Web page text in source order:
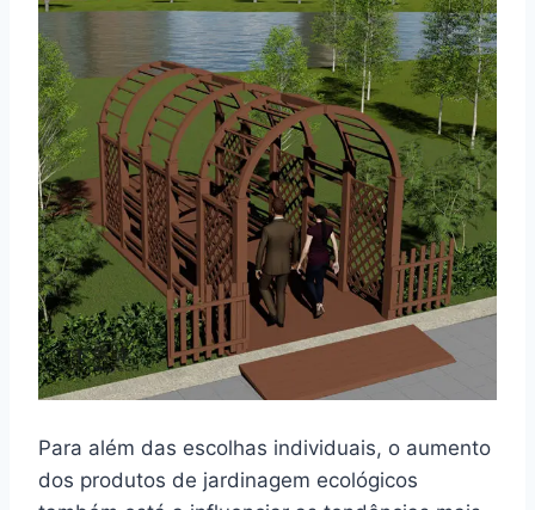
Para além das escolhas individuais, o aumento
dos produtos de jardinagem ecológicos